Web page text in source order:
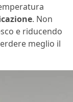
. Non
e riducendo
meglio il